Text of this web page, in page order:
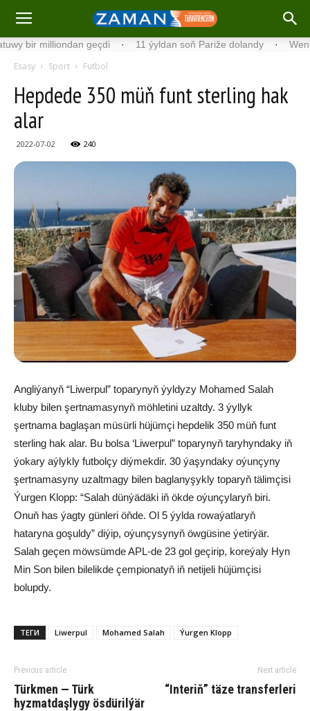
milliondan geçdi · 11 ýyldan soň Pariže dolandy ·
Esasy Sport Futbol
Hepdede 350 müň funt sterling hak
alar
2022-07-02 240
Angliýanyň “Liwerpul” toparynyň ýyldyzy Mohamed Salah
kluby bilen şertnamasynyň möhletini uzaltdy. 3 ýyllyk
şertnama baglaşan müsürli hüjümçi hepdelik 350 müň funt
sterling hak alar. Bu bolsa ‘Liwerpul” toparynyň taryhyndaky iň
ýokary aýlykly futbolçy diýmekdir. 30 ýaşyndaky oýunçyny
şertnamasyny uzaltmagy bilen baglanyşykly toparyň tälimçisi
Ýurgen Klopp: “Salah dünýädäki iň ökde oýunçylaryň biri.
Onuň has ýagty günleri öňde. Ol 5 ýylda rowaýatlaryň
hataryna goşuldy” diýip, oýunçysynyň öwgüsine ýetirýär.
Salah geçen möwsümde APL-de 23 gol geçirip, koreýaly Hyn
Min Son bilen bilelikde çempionatyň iň netijeli hüjümçisi
bolupdy.
ТЕГИ Liwerpul Mohamed Salah Ýurgen Klopp
Previous article
Türkmen — Türk
hyzmatdaşlygy ösdürilýär
Next article
“Interiň” täze transferleri